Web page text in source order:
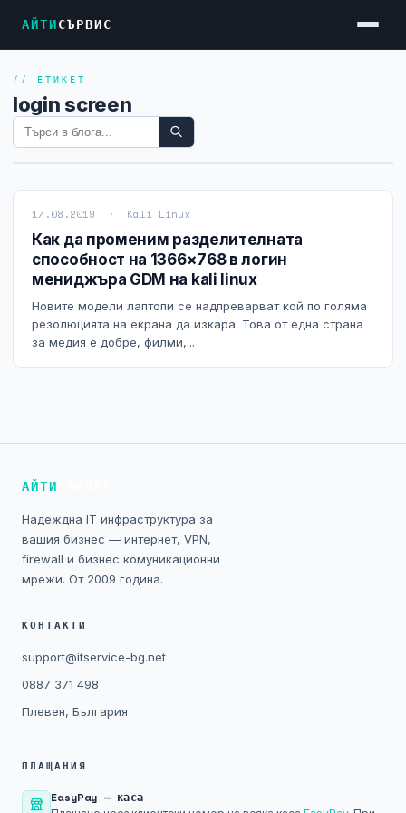
АЙТИСЪРВИС
Услуги
Достъп до Интернет
Видеонаблюдение
Firewall и VPN
Колокация на сървъри
Абонаментна IT поддръжка
Правна информация
GDPR
// ЕТИКЕТ
login screen
17.08.2019 · Kali Linux
Как да променим разделителната
способност на 1366×768 в логин
мениджъра GDM на kali linux
Новите модели лаптопи се надпреварват кой по голяма
резолюцията на екрана да изкара. Това от една страна
за медия е добре, филми,...
АЙТИ
Надеждна IT инфраструктура за
вашия бизнес — интернет, VPN,
firewall и бизнес комуникационни
мрежи. От 2009 година.
КОНТАКТИ
support@itservice-bg.net
0887 371 498
Плевен, България
ПЛАЩАНИЯ
EasyPay — каса